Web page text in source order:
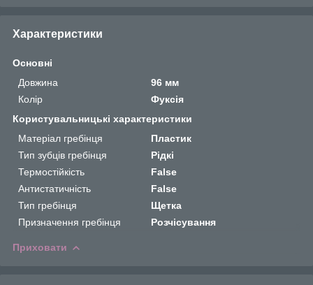
Характеристики
Основні
Довжина
96 мм
Колір
Фуксія
Користувальницькі характеристики
Матеріал гребінця
Пластик
Тип зубців гребінця
Рідкі
Термостійкість
False
Антистатичність
False
Тип гребінця
Щетка
Призначення гребінця
Розчісування
Приховати